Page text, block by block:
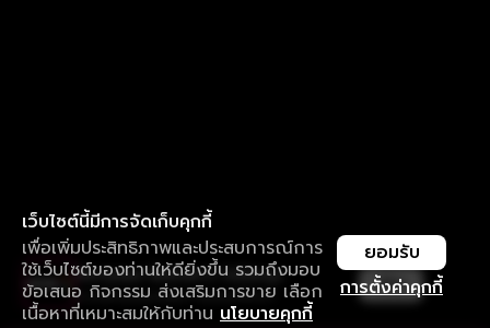
เว็บไซต์นี้มีการจัดเก็บคุกกี้
เพื่อเพิ่มประสิทธิภาพและประสบการณ์การ
ใช้เว็บไซต์ของท่านให้ดียิ่งขึ้น รวมถึงมอบ
ข้อเสนอ กิจกรรม ส่งเสริมการขาย เลือก
เนื้อหาที่เหมาะสมให้กับท่าน นโยบายคุกกี้
การตั้งค่าคุกกี้
ยอมรับ
ใช้งานแอป ลื่นไหลกว่า ไม่มีสะดุด
ดาวน์โหลดแอปเพื่อการรับชมที่ดีกว่า เปิด